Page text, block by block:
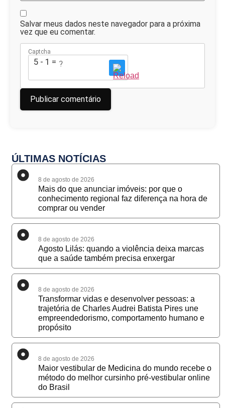
Salvar meus dados neste navegador para a próxima
vez que eu comentar.
Captcha
5 - 1 = ?
ÚLTIMAS NOTÍCIAS
8 de agosto de 2026
Mais do que anunciar imóveis: por que o
conhecimento regional faz diferença na hora de
comprar ou vender
8 de agosto de 2026
Agosto Lilás: quando a violência deixa marcas
que a saúde também precisa enxergar
8 de agosto de 2026
Transformar vidas e desenvolver pessoas: a
trajetória de Charles Audrei Batista Pires une
empreendedorismo, comportamento humano e
propósito
8 de agosto de 2026
Maior vestibular de Medicina do mundo recebe o
método do melhor cursinho pré-vestibular online
do Brasil